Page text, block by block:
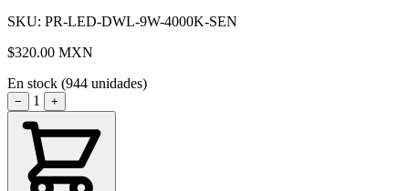
SKU: PR-LED-DWL-9W-4000K-SEN
$320.00 MXN
En stock (944 unidades)
− 1 +